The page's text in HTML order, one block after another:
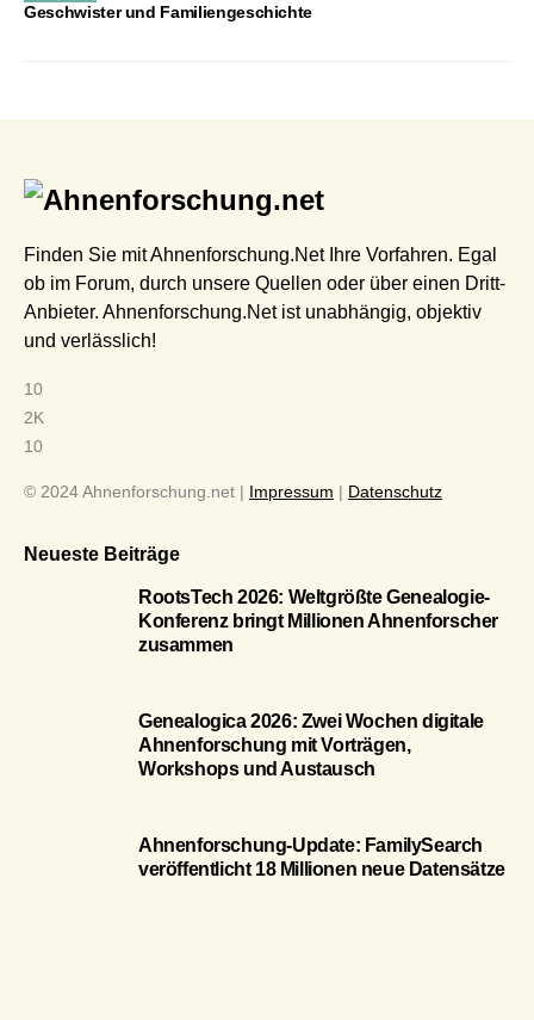
Geschwister und Familiengeschichte
Finden Sie mit Ahnenforschung.Net Ihre Vorfahren. Egal
ob im Forum, durch unsere Quellen oder über einen Dritt-
Anbieter. Ahnenforschung.Net ist unabhängig, objektiv
und verlässlich!
10
2K
10
© 2024 Ahnenforschung.net | Impressum | Datenschutz
Neueste Beiträge
RootsTech 2026: Weltgrößte Genealogie-
Konferenz bringt Millionen Ahnenforscher
zusammen
Genealogica 2026: Zwei Wochen digitale
Ahnenforschung mit Vorträgen,
Workshops und Austausch
Ahnenforschung-Update: FamilySearch
veröffentlicht 18 Millionen neue Datensätze